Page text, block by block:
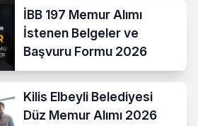
İBB 197 Memur Alımı
İstenen Belgeler ve
Başvuru Formu 2026
Kilis Elbeyli Belediyesi
Düz Memur Alımı 2026